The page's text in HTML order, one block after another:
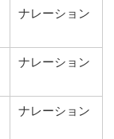
ナレーション
ナレーション
ナレーション